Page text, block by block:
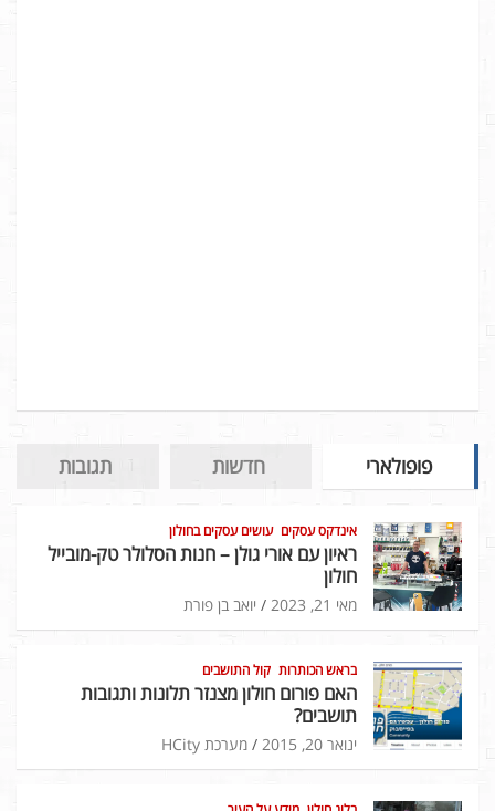
פופולארי חדשות תגובות
אינדקס עסקים עושים עסקים בחולון
ראיון עם אורי גולן – חנות הסלולר טק-מובייל
חולון
מאי 21, 2023 יואב בן פורת
בראש הכותרות קול התושבים
האם פורום חולון מצנזר תלונות ותגובות
תושבים?
ינואר 20, 2015 מערכת HCity